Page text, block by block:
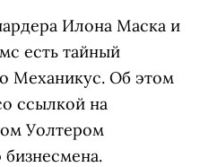
Илона Маска и
есть тайный
Механикус. Об этом
ссылкой на
Уолтером